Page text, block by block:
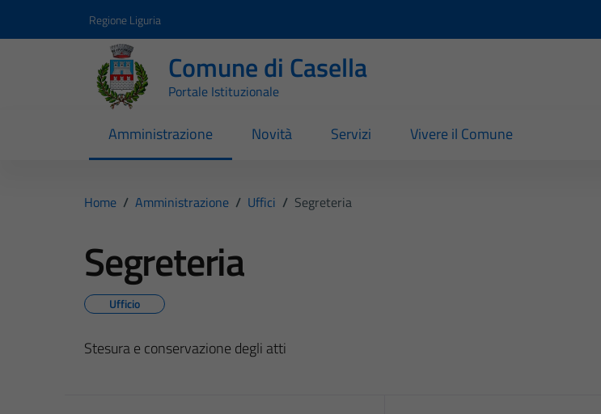
Regione Liguria
Comune di Casella
Portale Istituzionale
Amministrazione Novità Servizi Vivere il Comune
Home / Amministrazione / Uffici / Segreteria
Segreteria
Ufficio
Stesura e conservazione degli atti